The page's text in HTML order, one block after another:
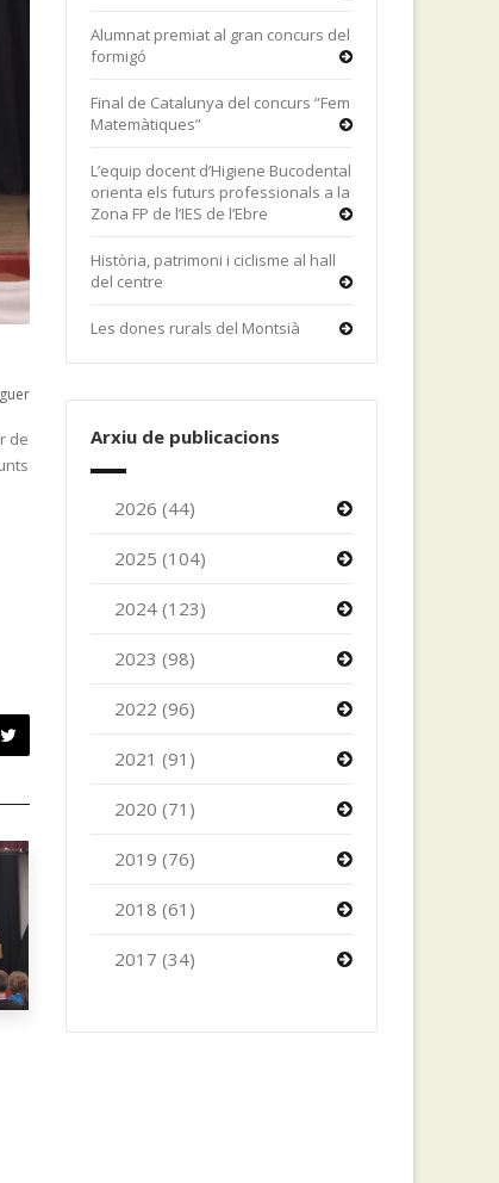
de
Alumnat premiat al gran concurs del
formigó
Final de Catalunya del concurs “Fem
Matemàtiques”
L’equip docent d’Higiene Bucodental
orienta els futurs professionals a la
Zona FP de l’IES de l’Ebre
Història, patrimoni i ciclisme al hall
del centre
Les dones rurals del Montsià
Arxiu de publicacions
2026 (44)
2025 (104)
2024 (123)
2023 (98)
2022 (96)
2021 (91)
2020 (71)
2019 (76)
2018 (61)
2017 (34)